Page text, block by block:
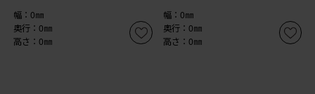
幅：0㎜
奥行：0㎜
高さ：0㎜
幅：0㎜
奥行：0㎜
高さ：0㎜